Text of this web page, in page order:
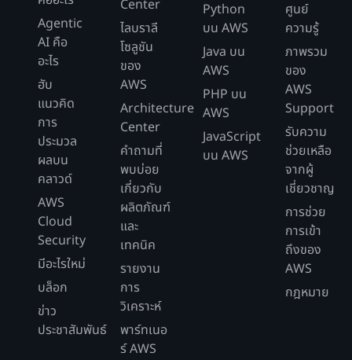
Agentic
AI คือ
อะไร
ฮับ
แนวคิด
การ
ประมวล
ผลบน
คลาวด์
AWS
Cloud
Security
มีอะไรใหม่
บล็อก
ข่าว
ประชาสัมพันธ์
Center
ไลบราลี
โซลูชัน
ของ
AWS
Architecture
Center
คำถามที่
พบบ่อย
เกี่ยวกับ
ผลิตภัณฑ์
และ
เทคนิค
รายงาน
การ
วิเคราะห์
พาร์ทเนอ
ร์ AWS
Python
บน AWS
Java บน
AWS
PHP บน
AWS
JavaScript
บน AWS
ศูนย์
ความรู้
ภาพรวม
ของ
AWS
Support
รับความ
ช่วยเหลือ
จากผู้
เชี่ยวชาญ
การช่วย
การเข้า
ถึงของ
AWS
กฎหมาย